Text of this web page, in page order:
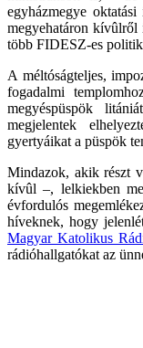
egyházmegye
megyehatáron kívûlről
több FIDESZ-es
A méltóságteljes,
fogadalmi
megyéspüspök
megjelentek
gyertyáikat a püspök
Mindazok, akik részt
kívûl –, lelkiekben
évfordulós
híveknek, hogy
Magyar Katolikus
rádióhallgatókat az